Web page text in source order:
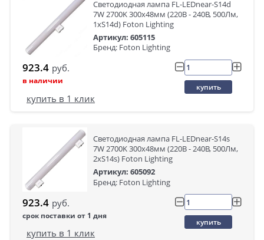
Светодиодная лампа FL-LEDnear-S14d
7W 2700K 300x48мм (220В - 240В, 500Лм,
1xS14d) Foton Lighting
Артикул: 605115
Бренд: Foton Lighting
923.4 руб.
в наличии
купить
купить в 1 клик
Светодиодная лампа FL-LEDnear-S14s
7W 2700K 300x48мм (220В - 240В, 500Лм,
2xS14s) Foton Lighting
Артикул: 605092
Бренд: Foton Lighting
923.4 руб.
срок поставки от 1 дня
купить
купить в 1 клик